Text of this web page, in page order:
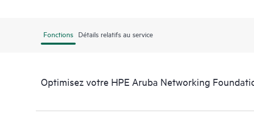
Fonctions Détails relatifs au service
Optimisez votre HPE Aruba Networking